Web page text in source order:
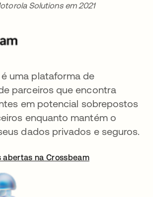
Solutions em 2021
uma plataforma de
parceiros que encontra
em potencial sobrepostos
enquanto mantém o
dados privados e seguros.
abertas na Crossbeam